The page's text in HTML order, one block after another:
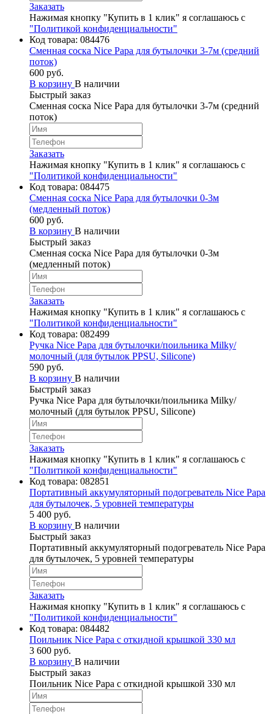
Заказать
Нажимая кнопку "Купить в 1 клик" я соглашаюсь с
"Политикой конфиденциальности"
Код товара: 084476
Сменная соска Nice Papa для бутылочки 3-7м (средний
поток)
600 руб.
В корзину В наличии
Быстрый заказ
Сменная соска Nice Papa для бутылочки 3-7м (средний
поток)
Заказать
Нажимая кнопку "Купить в 1 клик" я соглашаюсь с
"Политикой конфиденциальности"
Код товара: 084475
Сменная соска Nice Papa для бутылочки 0-3м
(медленный поток)
600 руб.
В корзину В наличии
Быстрый заказ
Сменная соска Nice Papa для бутылочки 0-3м
(медленный поток)
Заказать
Нажимая кнопку "Купить в 1 клик" я соглашаюсь с
"Политикой конфиденциальности"
Код товара: 082499
Ручка Nice Papa для бутылочки/поильника Milky/
молочный (для бутылок PPSU, Silicone)
590 руб.
В корзину В наличии
Быстрый заказ
Ручка Nice Papa для бутылочки/поильника Milky/
молочный (для бутылок PPSU, Silicone)
Заказать
Нажимая кнопку "Купить в 1 клик" я соглашаюсь с
"Политикой конфиденциальности"
Код товара: 082851
Портативный аккумуляторный подогреватель Nice Papa
для бутылочек, 5 уровней температуры
5 400 руб.
В корзину В наличии
Быстрый заказ
Портативный аккумуляторный подогреватель Nice Papa
для бутылочек, 5 уровней температуры
Заказать
Нажимая кнопку "Купить в 1 клик" я соглашаюсь с
"Политикой конфиденциальности"
Код товара: 084482
Поильник Nice Papa с откидной крышкой 330 мл
3 600 руб.
В корзину В наличии
Быстрый заказ
Поильник Nice Papa с откидной крышкой 330 мл